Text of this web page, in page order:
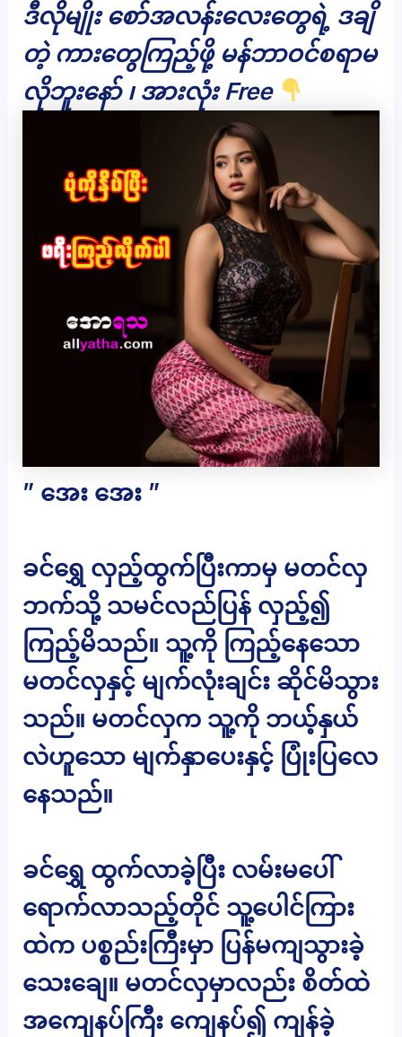
ဒီလိုမျိုး စော်အလန်းလေးတွေရဲ့ ဒချိ
တဲ့ ကားတွေကြည့်ဖို့ မန်ဘာဝင်စရာမ
လိုဘူးနော် ၊ အားလုံး Free
” အေး အေး ”
ခင်ရွှေ လှည့်ထွက်ပြီးကာမှ မတင်လှ
ဘက်သို့ သမင်လည်ပြန် လှည့်၍
ကြည့်မိသည်။ သူ့ကို ကြည့်နေသော
မတင်လှနှင့် မျက်လုံးချင်း ဆိုင်မိသွား
သည်။ မတင်လှက သူ့ကို ဘယ့်နှယ်
လဲဟူသော မျက်နှာပေးနှင့် ပြုံးပြလေ
နေသည်။
ခင်ရွှေ ထွက်လာခဲ့ပြီး လမ်းမပေါ်
ရောက်လာသည့်တိုင် သူ့ပေါင်ကြား
ထဲက ပစ္စည်းကြီးမှာ ပြန်မကျသွားခဲ့
သေးချေ။ မတင်လှမှာလည်း စိတ်ထဲ
အကျေနပ်ကြီး ကျေနပ်၍ ကျန်ခဲ့